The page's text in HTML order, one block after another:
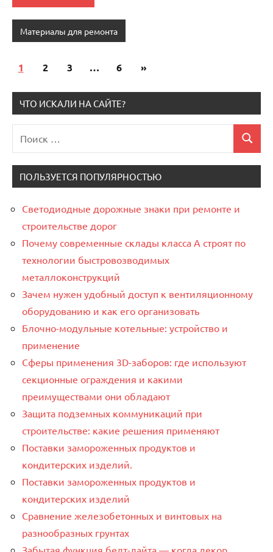
Материалы для ремонта
Пагинация
записей
1 2 3 … 6
Следующие
»
ЧТО ИСКАЛИ НА САЙТЕ?
для:
Поиск
ПОЛЬЗУЕТСЯ ПОПУЛЯРНОСТЬЮ
Светодиодные дорожные знаки при ремонте и
строительстве дорог
Почему современные склады класса А строят по
технологии быстровозводимых
металлоконструкций
Зачем нужен удобный доступ к вентиляционному
оборудованию и как его организовать
Блочно-модульные котельные: устройство и
применение
Сферы применения 3D-заборов: где используют
секционные ограждения и какими
преимуществами они обладают
Защита подземных коммуникаций при
строительстве: какие решения применяют
Поставки замороженных продуктов и
кондитерских изделий.
Поставки замороженных продуктов и
кондитерских изделий
Сравнение железобетонных и винтовых на
разнообразных грунтах
Забытая функция белт-лайта — когда декор